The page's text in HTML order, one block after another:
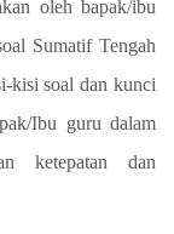
oleh bapak/ibu
Sumatif Tengah
kisi soal dan kunci
Ibu guru dalam
ketepatan dan